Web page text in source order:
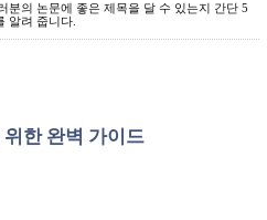
분의 논문에 좋은 제목을 달 수 있는지 간단 5
알려 줍니다.
한 완벽 가이드